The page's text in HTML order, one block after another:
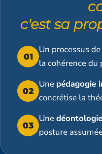
c'est sa
01
Un processus de
la cohérence
02
Une pédagogie
concrétise la
03
Unedéontologie
posture